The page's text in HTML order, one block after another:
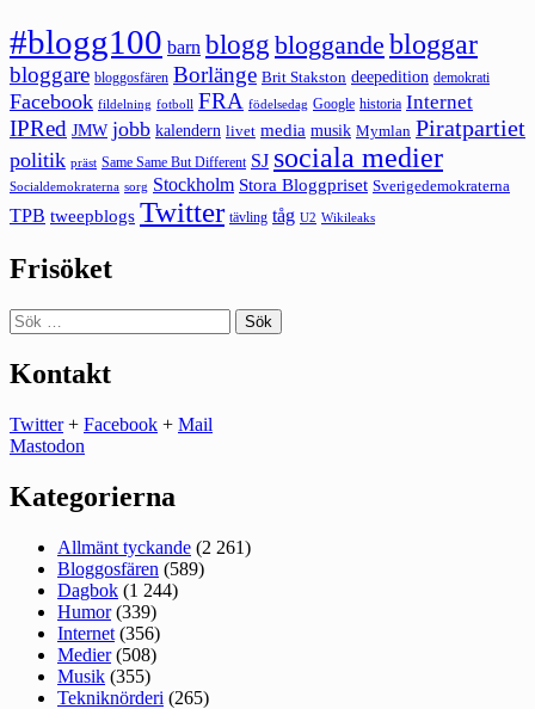
#blogg100 barn blogg bloggande bloggar
bloggare bloggosfären Borlänge Brit Stakston deepedition demokrati
Facebook fildelning fotboll FRA födelsedag Google historia Internet
IPRed JMW jobb kalendern livet media musik Mymlan Piratpartiet
politik präst Same Same But Different SJ sociala medier
Socialdemokraterna sorg Stockholm Stora Bloggpriset Sverigedemokraterna
TPB tweepblogs Twitter tävling tåg U2 Wikileaks
Frisöket
Sök
efter:
Kontakt
Twitter+ Facebook + Mail
Mastodon
Kategorierna
Allmänt tyckande (2 261)
Bloggosfären (589)
Dagbok (1 244)
Humor(339)
Internet (356)
Medier(508)
Musik (355)
Tekniknörderi (265)